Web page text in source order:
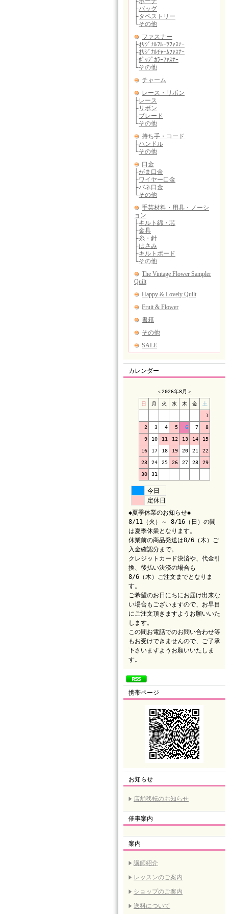
カレンダー
＜2026年8月 ＞
日 月 火 水 木 金 土
1
2 3 4 5 6 7 8
9 10 11 12 13 14 15
16 17 18 19 20 21 22
23 24 25 26 27 28 29
30 31
今日
定休日
◆夏季休業のお知らせ◆
8/11（火）～ 8/16（日）の間
は夏季休業となります。
休業前の商品発送は8/6（木）ご
入金確認分まで。
クレジットカード決済や、代金引
換、後払い決済の場合も
8/6（木）ご注文までとなりま
す。
ご希望のお日にちにお届け出来な
い場合もございますので、お早目
にご注文頂きますようお願いいた
します。
この間お電話でのお問い合わせ等
もお受けできませんので、ご了承
下さいますようお願いいたしま
す。
携帯ページ
お知らせ
店舗移転のお知らせ
催事案内
案内
講師紹介
レッスンのご案内
ショップのご案内
送料について